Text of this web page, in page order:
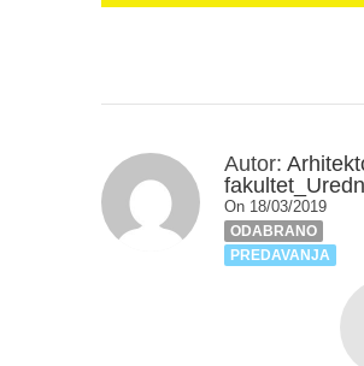
Autor:
On 18/03/2019
ODABRANO
PREDAVANJA